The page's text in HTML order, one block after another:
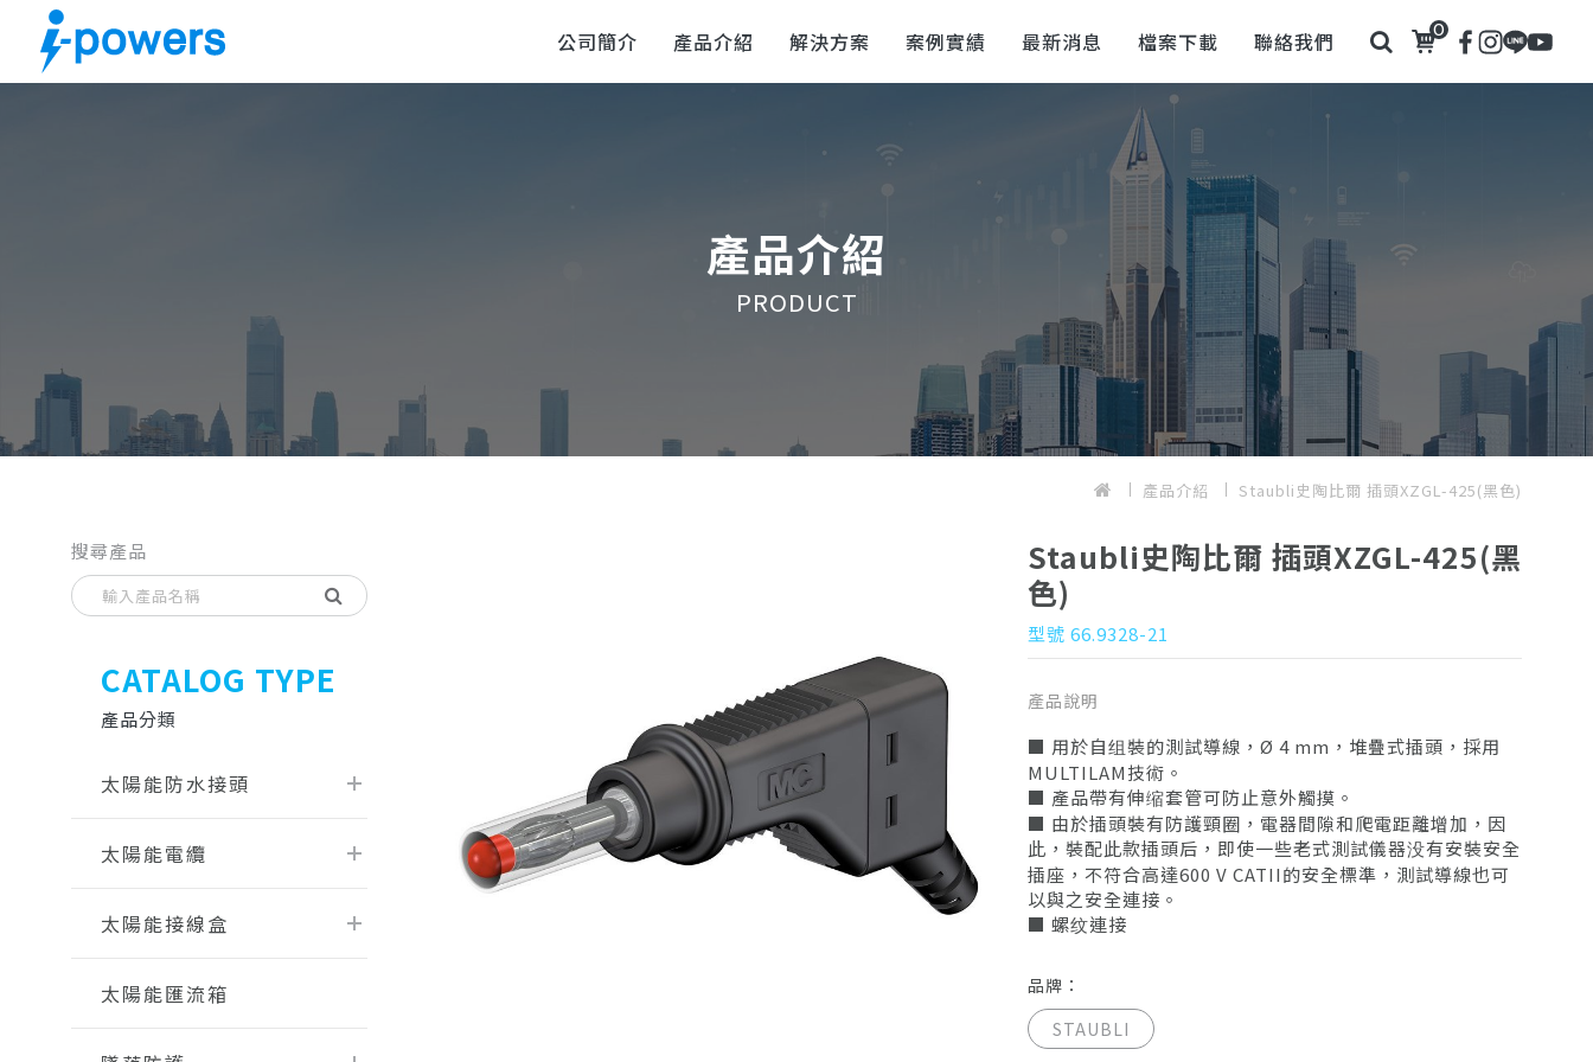
公司簡介 產品介紹 解決方案 案例實績 最新消息 檔案下載 聯絡我們 0
產品介紹
PRODUCT
產品介紹 Staubli史陶比爾 插頭XZGL-425(黑色)
搜尋產品
CATALOG TYPE
產品分類
太陽能防水接頭
太陽能電纜
太陽能接線盒
太陽能匯流箱
Staubli史陶比爾 插頭XZGL-425(黑
色)
型號 66.9328-21
產品說明
■ 用於自组裝的測試導線，Ø 4 mm，堆疊式插頭，採用
MULTILAM技術。
■ 產品帶有伸缩套管可防止意外觸摸。
■ 由於插頭裝有防護頸圈，電器間隙和爬電距離增加，因
此，裝配此款插頭后，即使一些老式測試儀器没有安裝安全
插座，不符合高達600 V CATII的安全標準，測試導線也可
以與之安全連接。
■ 螺纹連接
品牌：
STAUBLI